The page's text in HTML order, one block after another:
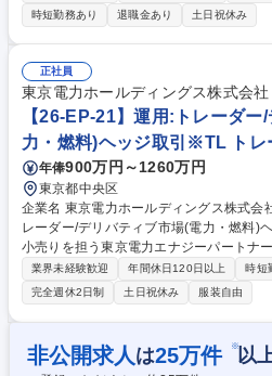
専門性を武器にできる提案営業です。 ■具体的には：既存顧客（水道局・
ガス会社）への定期訪問を通じ、長期的
法による定期的な交換需要があるため、
み。■入社後の壁：専門知識は必要ですが
ん。完璧主義より「周囲を頼れる素直さ
活躍中。■環境：拠点メンバーと連携し
を据える。 募集職種 埼玉｜法人営業◆国内シェアトップの安定基盤×IoT
で一生モノの専門性を磨く
時短勤務あり
退職金あり 土日祝休み
正社員
東京電力ホールディングス株式会社
【26-EP-21】運用:トレーダ
力・燃料)ヘッジ取引※TL トレ
年俸900万円～1260万円
東京都中央区
企業名 東京電力ホールディングス株式会社 求人名 【26-EP-21】運用
レーダー/デリバティブ市場(電力・燃料)ヘッジ取引
小売りを担う東京電力エナジーパートナ
たデリバティブ市場におけるヘッジ取引
分析、取引先対応及びチーム内の判断支援
リバティブ取引】電力・燃料(原油/LNG/
理、取引結果整理・報告、リスク観点か
分析・見通し整理】市場動向や政治経済
市場見通し整理、分析結果説明、外部情
業界未経験歓迎 年間休日120日以上 時短
完全週休2日制
土日祝休み 服装自由
非公開求人 は25万件 ※以